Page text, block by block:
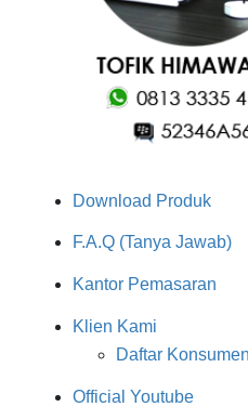
Download Produk
F.A.Q (Tanya Jawab)
Kantor Pemasaran
Klien Kami
Daftar Konsumen
Official Youtube